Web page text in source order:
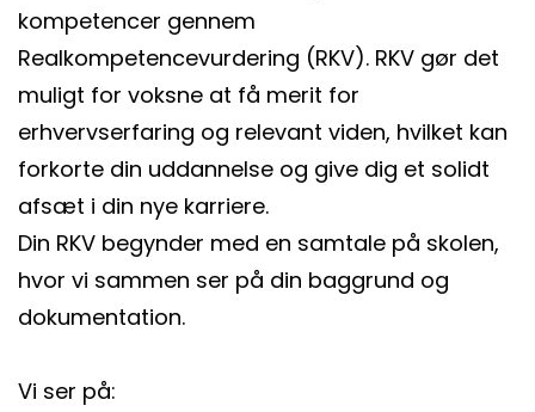
kompetencer gennem
Realkompetencevurdering (RKV). RKV gør det
muligt for voksne at få merit for
erhvervserfaring og relevant viden, hvilket kan
forkorte din uddannelse og give dig et solidt
afsæt i din nye karriere.
Din RKV begynder med en samtale på skolen,
hvor vi sammen ser på din baggrund og
dokumentation.
Vi ser på: